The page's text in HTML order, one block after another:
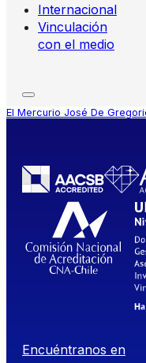
Internacional
Vinculación
con el medio
El Mercurio José De
Encuéntranos en